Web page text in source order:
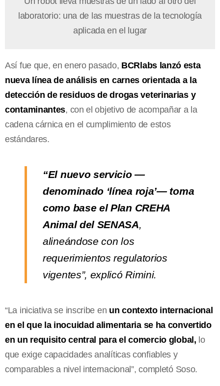
laboratorio: una de las muestras de la tecnología
aplicada en el lugar
Así fue que, en enero pasado, BCRlabs lanzó esta
nueva línea de análisis en carnes orientada a la
detección de residuos de drogas veterinarias y
contaminantes, con el objetivo de acompañar a la
cadena cárnica en el cumplimiento de estos
estándares.
“El nuevo servicio —
denominado ‘línea roja’— toma
como base el Plan CREHA
Animal del SENASA,
alineándose con los
requerimientos regulatorios
vigentes”, explicó Rimini.
“La iniciativa se inscribe en un contexto internacional
en el que la inocuidad alimentaria se ha convertido
en un requisito central para el comercio global, lo
que exige capacidades analíticas confiables y
comparables a nivel internacional”, completó Soso.